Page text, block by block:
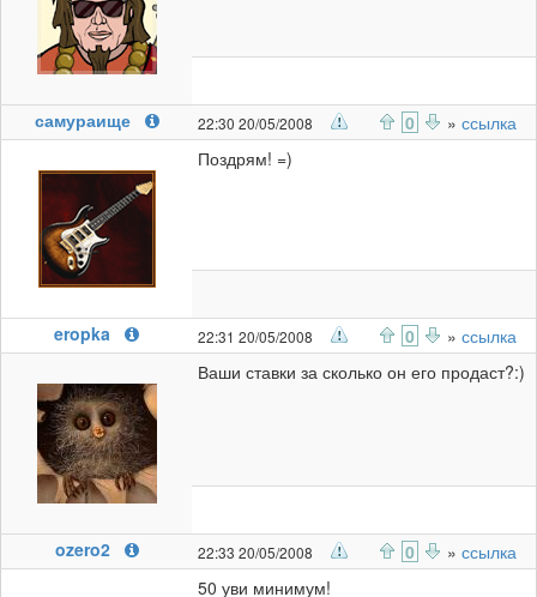
самураище 22:30 20/05/2008 0 » ссылка
Поздрям! =)
eropka 22:31 20/05/2008 0 » ссылка
Ваши ставки за сколько он его продаст?:)
ozero2 22:33 20/05/2008 0 » ссылка
50 уви минимум!